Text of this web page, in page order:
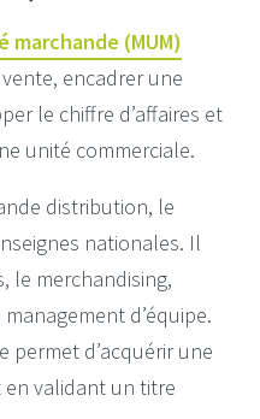
marchande (MUM)
encadrer une
le chiffre d’affaires et
unité commerciale.
distribution, le
nationales. Il
le merchandising,
d’équipe.
permet d’acquérir une
validant un titre